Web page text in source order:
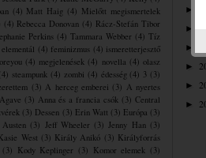
(4) Matt Haig (4) Mielőtt megismertelek
(4) Rebecca Donovan (4) Rácz-Stefán Tibor
Perkins (4) Tammara Webber (4) Tíz
elementál (4) feminizmus (4) ismeretterjesztő
(4) megjelenések (4) novella (4) olasz
(4) steampunk (4) zombi (4) édesség (4) 3 (3)
(3) A herceg emberei (3) A nyertes
Agave (3) Anna és a francia csók (3) Central
(3) Dessen (3) Erin Watt (3) Európa (3)
Austen (3) Jeff Wheeler (3) Jenny Han (3)
West (3) Király Anikó (3) Királyforrás
(3) Kody Keplinger (3) Komor elemek (3)
►
►
►
►
►
►